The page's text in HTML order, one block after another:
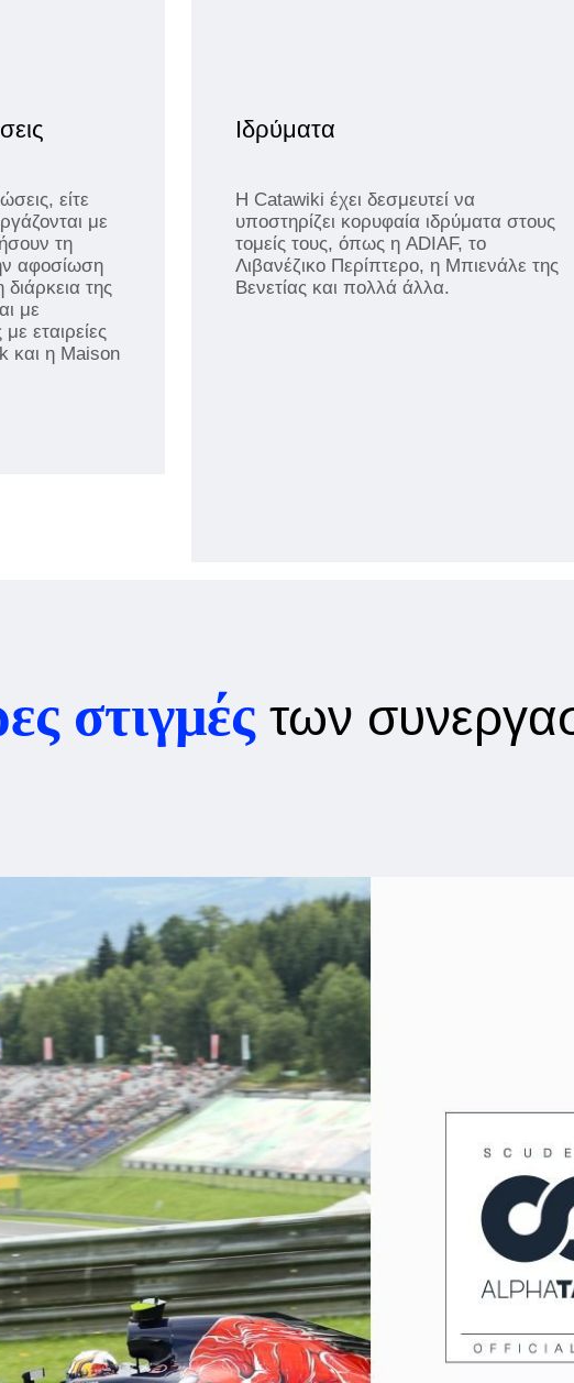
είτε
με
τη
αφοσίωση
της
με
εταιρείες
και η Maison
Ιδρύματα
Η Catawiki έχει δεσμευτεί να
υποστηρίζει κορυφαία ιδρύματα στους
τομείς τους, όπως η ADIAF, το
Λιβανέζικο Περίπτερο, η Μπιενάλε της
Βενετίας και πολλά άλλα.
στιγμές των